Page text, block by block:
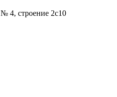
4, строение 2с10